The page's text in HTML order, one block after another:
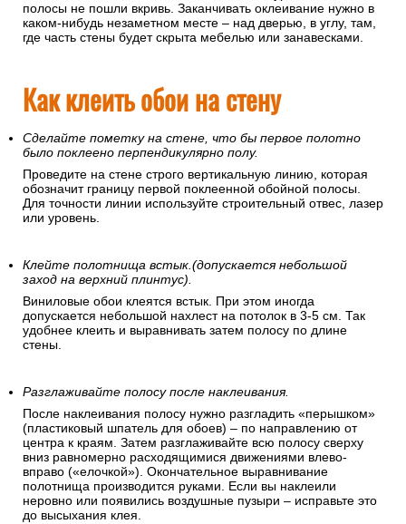
полосы не пошли вкривь. Заканчивать оклеивание нужно в
каком-нибудь незаметном месте – над дверью, в углу, там,
где часть стены будет скрыта мебелью или занавесками.
Как клеить обои на стену
Сделайте пометку на стене, что бы первое полотно
было поклеено перпендикулярно полу.
Проведите на стене строго вертикальную линию, которая
обозначит границу первой поклеенной обойной полосы.
Для точности линии используйте строительный отвес, лазер
или уровень.
Клейте полотнища встык.(допускается небольшой
заход на верхний плинтус).
Виниловые обои клеятся встык. При этом иногда
допускается небольшой нахлест на потолок в 3-5 см. Так
удобнее клеить и выравнивать затем полосу по длине
стены.
Разглаживайте полосу после наклеивания.
После наклеивания полосу нужно разгладить «перышком»
(пластиковый шпатель для обоев) – по направлению от
центра к краям. Затем разглаживайте всю полосу сверху
вниз равномерно расходящимися движениями влево-
вправо («елочкой»). Окончательное выравнивание
полотнища производится руками. Если вы наклеили
неровно или появились воздушные пузыри – исправьте это
до высыхания клея.